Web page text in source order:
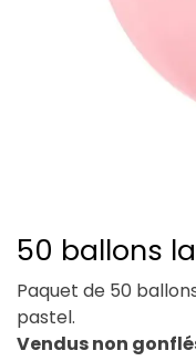
50 ballons
Paquet de 50
pastel.
Vendus non